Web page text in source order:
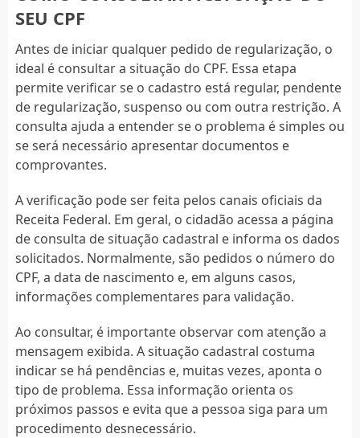
SEU CPF
Antes de iniciar qualquer pedido de regularização, o
ideal é consultar a situação do CPF. Essa etapa
permite verificar se o cadastro está regular, pendente
de regularização, suspenso ou com outra restrição. A
consulta ajuda a entender se o problema é simples ou
se será necessário apresentar documentos e
comprovantes.
A verificação pode ser feita pelos canais oficiais da
Receita Federal. Em geral, o cidadão acessa a página
de consulta de situação cadastral e informa os dados
solicitados. Normalmente, são pedidos o número do
CPF, a data de nascimento e, em alguns casos,
informações complementares para validação.
Ao consultar, é importante observar com atenção a
mensagem exibida. A situação cadastral costuma
indicar se há pendências e, muitas vezes, aponta o
tipo de problema. Essa informação orienta os
próximos passos e evita que a pessoa siga para um
procedimento desnecessário.